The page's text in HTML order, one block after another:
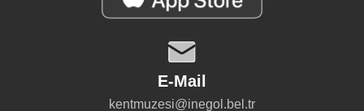
E-Mail
kentmuzesi@inegol.bel.tr